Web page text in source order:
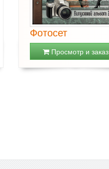
Фотосет
Просмотр и заказ